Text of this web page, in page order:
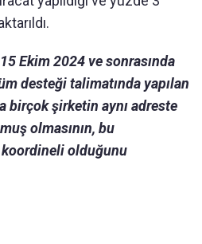
15 Ekim 2024 ve sonrasında
desteği talimatında yapılan
birçok şirketin aynı adreste
olmasının, bu
olduğunu